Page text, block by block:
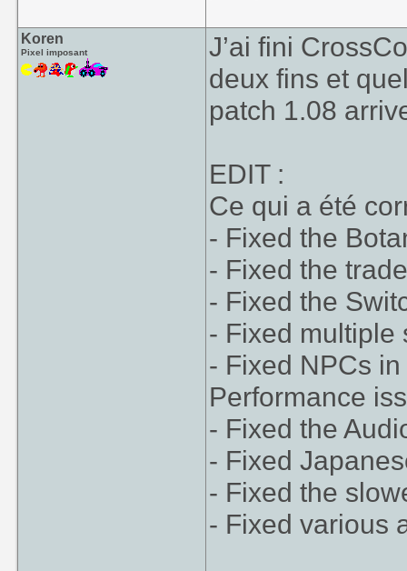
Koren
Pixel imposant
J’ai fini
deux fins et
patch 1.08
EDIT :
Ce qui a été
- Fixed the
- Fixed the
- Fixed the
- Fixed multiple
- Fixed NPCs
Performance
- Fixed the
- Fixed
- Fixed the
- Fixed various